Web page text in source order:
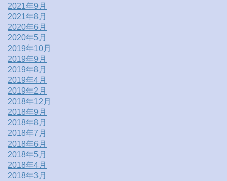
2021年9月
2021年8月
2020年6月
2020年5月
2019年10月
2019年9月
2019年8月
2019年4月
2019年2月
2018年12月
2018年9月
2018年8月
2018年7月
2018年6月
2018年5月
2018年4月
2018年3月